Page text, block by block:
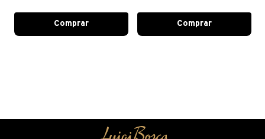
Comprar Comprar